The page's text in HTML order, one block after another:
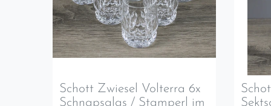
Schott Zwiesel Volterra 6x
Schnapsglas / Stamperl im